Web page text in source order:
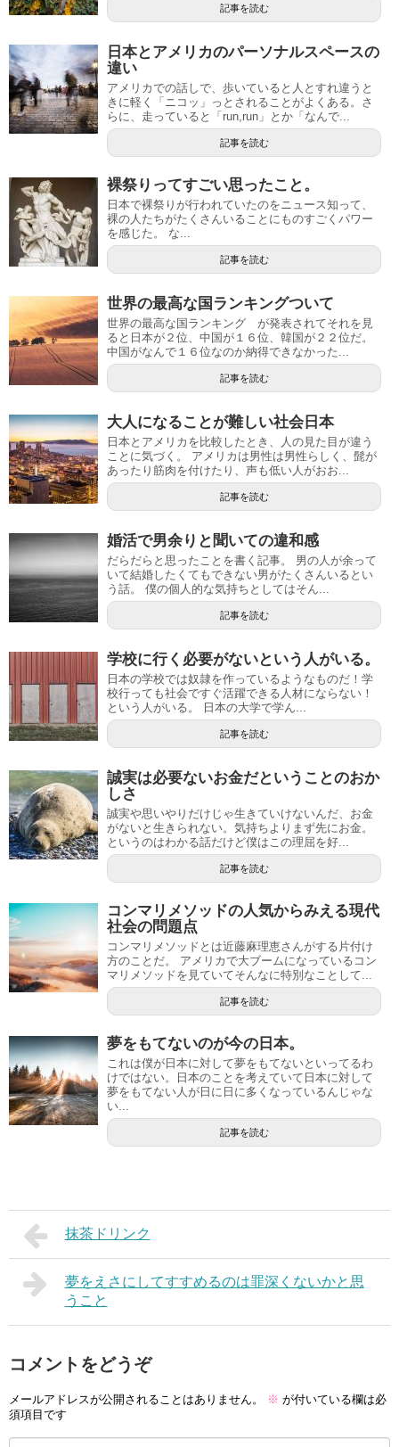
記事を読む
日本とアメリカのパーソナルスペースの
違い
アメリカでの話しで、歩いていると人とすれ違うと
きに軽く「ニコッ」っとされることがよくある。さ
らに、走っていると「run,run」とか「なんで...
記事を読む
裸祭りってすごい思ったこと。
日本で裸祭りが行われていたのをニュース知って、
裸の人たちがたくさんいることにものすごくパワー
を感じた。 な...
記事を読む
世界の最高な国ランキングついて
世界の最高な国ランキング が発表されてそれを見
ると日本が２位、中国が１６位、韓国が２２位だ。
中国がなんで１６位なのか納得できなかった...
記事を読む
大人になることが難しい社会日本
日本とアメリカを比較したとき、人の見た目が違う
ことに気づく。 アメリカは男性は男性らしく、髭が
あったり筋肉を付けたり、声も低い人がおお...
記事を読む
婚活で男余りと聞いての違和感
だらだらと思ったことを書く記事。 男の人が余って
いて結婚したくてもできない男がたくさんいるとい
う話。 僕の個人的な気持ちとしてはそん...
記事を読む
学校に行く必要がないという人がいる。
日本の学校では奴隷を作っているようなものだ！学
校行っても社会ですぐ活躍できる人材にならない！
という人がいる。 日本の大学で学ん...
記事を読む
誠実は必要ないお金だということのおか
しさ
誠実や思いやりだけじゃ生きていけないんだ、お金
がないと生きられない。気持ちよりまず先にお金。
というのはわかる話だけど僕はこの理屈を好...
記事を読む
コンマリメソッドの人気からみえる現代
社会の問題点
コンマリメソッドとは近藤麻理恵さんがする片付け
方のことだ。 アメリカで大ブームになっているコン
マリメソッドを見ていてそんなに特別なことして...
記事を読む
夢をもてないのが今の日本。
これは僕が日本に対して夢をもてないといってるわ
けではない。日本のことを考えていて日本に対して
夢をもてない人が日に日に多くなっているんじゃな
い...
記事を読む
抹茶ドリンク
夢をえさにしてすすめるのは罪深くないかと思
うこと
コメントをどうぞ
メールアドレスが公開されることはありません。 ※ が付いている欄は必
須項目です